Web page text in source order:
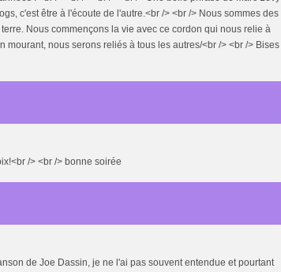
c'est être à l'écoute de l'autre.<br /> <br /> Nous sommes des
Nous commençons la vie avec ce cordon qui nous relie à
mourant, nous serons reliés à tous les autres/<br /> <br /> Bises
/> <br /> bonne soirée
de Joe Dassin, je ne l'ai pas souvent entendue et pourtant